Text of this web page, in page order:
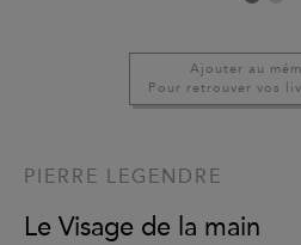
Ajouter au
Pour retrouver vos
PIERRE LEGENDRE
Le Visage de la main